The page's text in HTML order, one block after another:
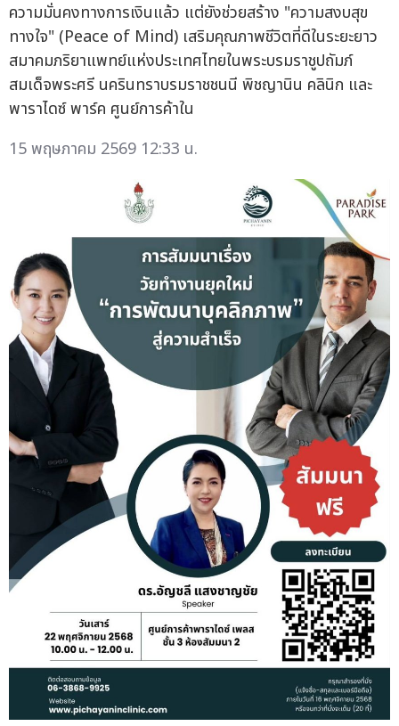
ความมั่นคงทางการเงินแล้ว แต่ยังช่วยสร้าง "ความสงบสุข
ทางใจ" (Peace of Mind) เสริมคุณภาพชีวิตที่ดีในระยะยาว
สมาคมภริยาแพทย์แห่งประเทศไทยในพระบรมราชูปถัมภ์
สมเด็จพระศรี นครินทราบรมราชชนนี พิชญานิน คลินิก และ
พาราไดซ์ พาร์ค ศูนย์การค้าใน
15 พฤษภาคม 2569 12:33 น.